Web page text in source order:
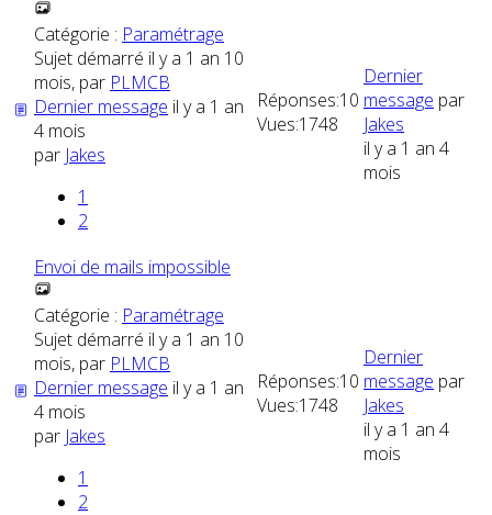
Catégorie : Paramétrage
Sujet démarré il y a 1 an 10
mois, par PLMCB
Dernier message il y a 1 an
4 mois
par Jakes
1
2
Réponses:10
Vues:1748
Dernier
message par
Jakes
il y a 1 an 4
mois
Envoi de mails impossible
Catégorie : Paramétrage
Sujet démarré il y a 1 an 10
mois, par PLMCB
Dernier message il y a 1 an
4 mois
par Jakes
1
2
Réponses:10
Vues:1748
Dernier
message par
Jakes
il y a 1 an 4
mois